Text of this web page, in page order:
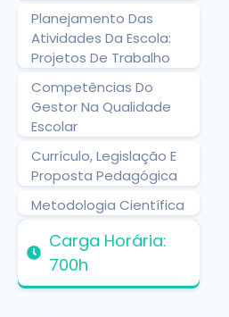
Planejamento Das
Atividades Da Escola:
Projetos De Trabalho
Competências Do
Gestor Na Qualidade
Escolar
Currículo, Legislação E
Proposta Pedagógica
Metodologia Científica
Carga Horária:
700h